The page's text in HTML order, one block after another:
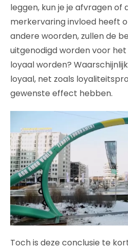
leggen, kun je je afvragen of
merkervaring invloed heeft
andere woorden, zullen de
uitgenodigd worden voor
loyaal worden?
loyaal, net zoals
gewenste effect hebben.
Toch is deze conclusie te